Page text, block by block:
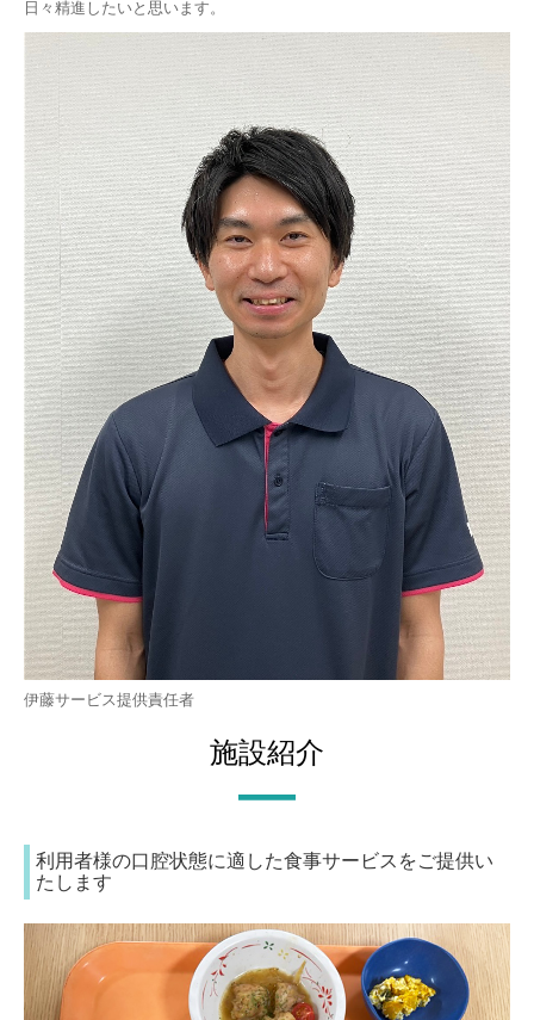
日々精進したいと思います。
伊藤サービス提供責任者
施設紹介
―
利用者様の口腔状態に適した食事サービスをご提供い
たします